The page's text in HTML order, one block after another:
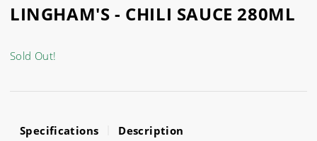
LINGHAM'S - CHILI SAUCE 280ML
Sold Out!
Specifications Description